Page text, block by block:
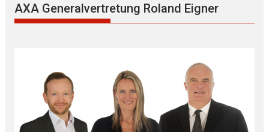
AXA Generalvertretung Roland Eigner